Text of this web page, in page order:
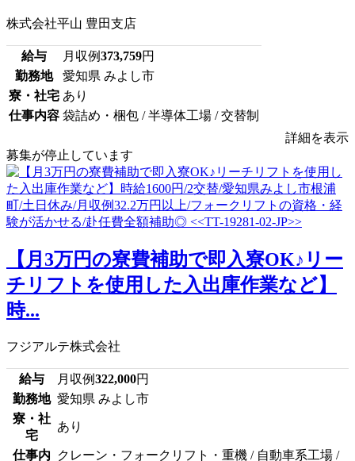
株式会社平山 豊田支店
給与 月収例373,759円
勤務地
愛知県 みよし市
寮・社宅 あり
仕事内容 袋詰め・梱包 / 半導体工場 / 交替制
詳細を表示
募集が停止しています
【月3万円の寮費補助で即入寮OK♪リー
チリフトを使用した入出庫作業など】
時...
フジアルテ株式会社
給与 月収例322,000円
勤務地 愛知県 みよし市
寮・社
宅
あり
仕事内 クレーン・フォークリフト・重機 / 自動車系工場 /